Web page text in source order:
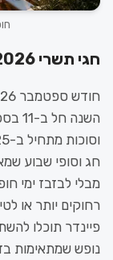
חגי תשרי 2026: המרתון של ספטמבר ואוקטובר
חג וסופי שבוע
מבלי לבזבז ימי
רחוקים יותר או
פיינדר תוכלו
נופש שמתאימות